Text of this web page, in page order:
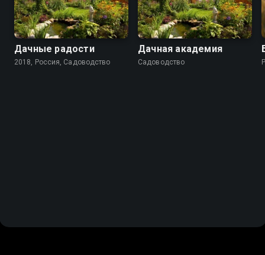
Дачные радости
2018, Россия, Садоводство
Дачная академия
Садоводство